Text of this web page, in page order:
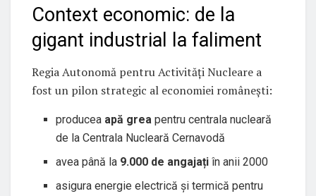
Context economic: de la
gigant industrial la faliment
Regia Autonomă pentru Activități Nucleare a
fost un pilon strategic al economiei românești:
producea apă grea pentru centrala nucleară
de la Centrala Nucleară Cernavodă
avea până la 9.000 de angajați în anii 2000
asigura energie electrică și termică pentru